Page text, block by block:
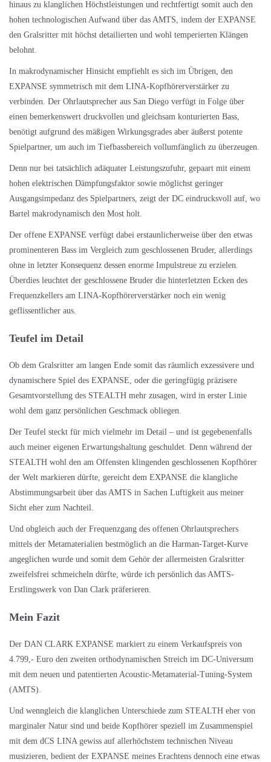
hinaus zu klanglichen Höchstleistungen und rechtfertigt somit auch den
hohen technologischen Aufwand über das AMTS, indem der EXPANSE
den Gralsritter mit höchst detailierten und wohl temperierten Klängen
belohnt.
In makrodynamischer Hinsicht empfiehlt es sich im Übrigen, den
EXPANSE symmetrisch mit dem LINA-Kopfhörerverstärker zu
verbinden. Der Ohrlautsprecher aus San Diego verfügt in Folge über
einen bemerkenswert druckvollen und gleichsam konturierten Bass,
benötigt aufgrund des mäßigen Wirkungsgrades aber äußerst potente
Spielpartner, um auch im Tiefbassbereich vollumfänglich zu überzeugen.
Denn nur bei tatsächlich adäquater Leistungszufuhr, gepaart mit einem
hohen elektrischen Dämpfungsfaktor sowie möglichst geringer
Ausgangsimpedanz des Spielpartners, zeigt der DC eindrucksvoll auf, wo
Bartel makrodynamisch den Most holt.
Der offene EXPANSE verfügt dabei erstaunlicherweise über den etwas
prominenteren Bass im Vergleich zum geschlossenen Bruder, allerdings
ohne in letzter Konsequenz dessen enorme Impulstreue zu erzielen.
Überdies leuchtet der geschlossene Bruder die hinterletzten Ecken des
Frequenzkellers am LINA-Kopfhörerverstärker noch ein wenig
geflissentlicher aus.
Teufel im Detail
Ob dem Gralsritter am langen Ende somit das räumlich exzessivere und
dynamischere Spiel des EXPANSE, oder die geringfügig präzisere
Gesamtvorstellung des STEALTH mehr zusagen, wird in erster Linie
wohl dem ganz persönlichen Geschmack obliegen.
Der Teufel steckt für mich vielmehr im Detail – und ist gegebenenfalls
auch meiner eigenen Erwartungshaltung geschuldet. Denn während der
STEALTH wohl den am Offensten klingenden geschlossenen Kopfhörer
der Welt markieren dürfte, gereicht dem EXPANSE die klangliche
Abstimmungsarbeit über das AMTS in Sachen Luftigkeit aus meiner
Sicht eher zum Nachteil.
Und obgleich auch der Frequenzgang des offenen Ohrlautsprechers
mittels der Metamaterialien bestmöglich an die Harman-Target-Kurve
angeglichen wurde und somit dem Gehör der allermeisten Gralsritter
zweifelsfrei schmeicheln dürfte, würde ich persönlich das AMTS-
Erstlingswerk von Dan Clark präferieren.
Mein Fazit
Der DAN CLARK EXPANSE markiert zu einem Verkaufspreis von
4.799,- Euro den zweiten orthodynamischen Streich im DC-Universum
mit dem neuen und patentierten Acoustic-Metamaterial-Tuning-System
(AMTS).
Und wenngleich die klanglichen Unterschiede zum STEALTH eher von
marginaler Natur sind und beide Kopfhörer speziell im Zusammenspiel
mit dem dCS LINA gewiss auf allerhöchstem technischen Niveau
musizieren, bedient der EXPANSE meines Erachtens dennoch eine etwas